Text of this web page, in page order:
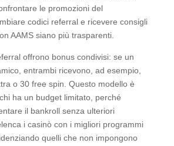
le promozioni del
codici referral e ricevere consigli
AAMS siano più trasparenti.
offrono bonus condivisi: se un
entrambi ricevono, ad esempio,
o 30 free spin. Questo modello è
ha un budget limitato, perché
il bankroll senza ulteriori
i casinò con i migliori programmi
quelli che non impongono